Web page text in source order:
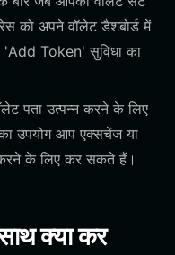
को अपने वॉलेट डैशबोर्ड में
Token' सुविधा का
पता उत्पन्न करने के लिए
उपयोग आप एक्सचेंज या
के लिए कर सकते हैं।
क्या कर